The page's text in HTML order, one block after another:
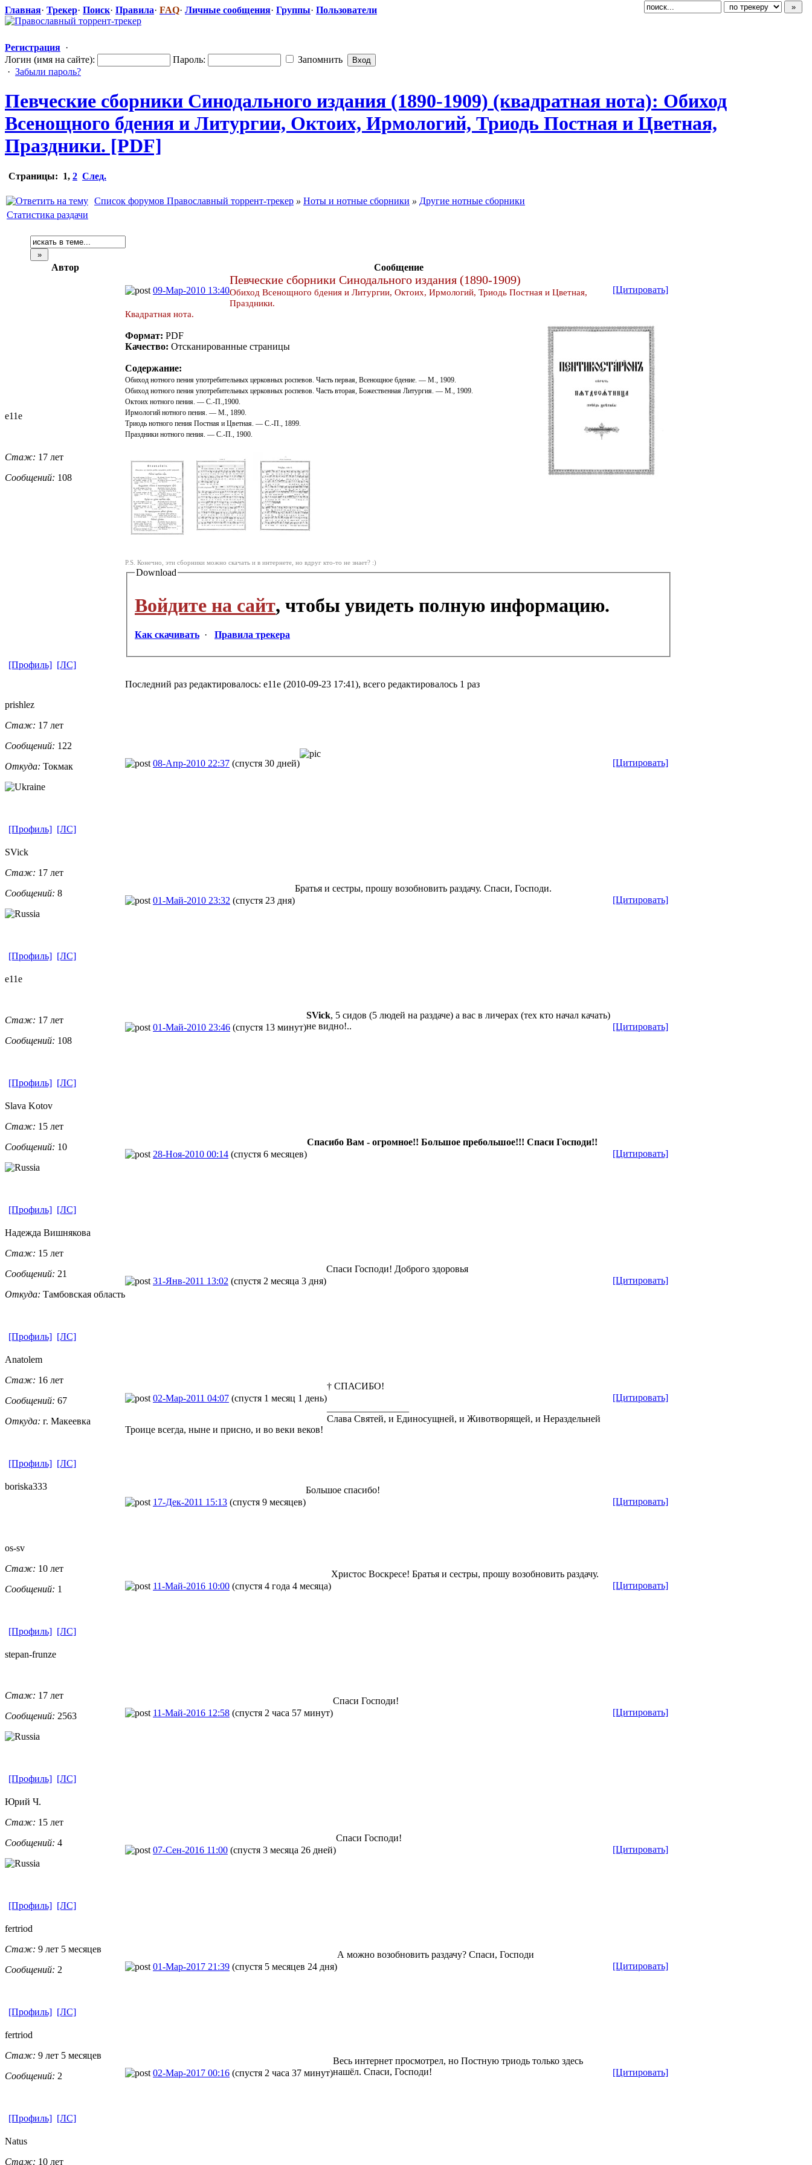
Главная· Трекер· Поиск· Правила· FAQ· Личные сообщения· Группы· Пользователи
Регистрация ·
Логин (имя на сайте):
Пароль:
Запомнить
· Забыли пароль?
Певческие сборники Синодального ​ издания (1890-1909) (квадратная нота): Обиход
Всенощного бдения и Литургии, Октоих, Ирмологий, Триодь Постная и Цветная,
Праздники. [PDF]
Страницы: 1, 2 След.
Список форумов Православный торрент-трекер » Ноты и нотные сборники » Другие нотные сборники
Статистика раздачи
Автор Сообщение
e11e
Стаж: 17 лет
Сообщений: 108
09-Мар-2010 13:40 [Цитировать]
Певческие сборники Синодального издания (1890-1909)
Обиход Всенощного бдения и Литургии, Октоих, Ирмологий, Триодь Постная и Цветная,
Праздники.
Квадратная нота.
Формат: PDF
Качество: Отсканированные страницы
Содержание:
Обиход нотного пения употребительных церковных роспевов. Часть первая, Всенощное бдение. — М., 1909.
Обиход нотного пения употребительных церковных роспевов. Часть вторая, Божественная Литургия. — М., 1909.
Октоих нотного пения. — С.-П.,1900.
Ирмологий нотного пения. — М., 1890.
Триодь нотного пения Постная и Цветная. — С.-П., 1899.
Праздники нотного пения. — С.-П., 1900.
P.S. Конечно, эти сборники можно скачать и в интернете, но вдруг кто-то не знает? :)
Download
Войдите на сайт, чтобы увидеть полную информацию.
Как скачивать · Правила трекера
Последний раз редактировалось: e11e (2010-09-23 17:41), всего редактировалось 1 раз
[Профиль] [ЛС]
prishlez
Стаж: 17 лет
Сообщений: 122
Откуда: Токмак 08-Апр-2010 22:37 (спустя 30 дней) [Цитировать]
[Профиль] [ЛС]
SVick
Стаж: 17 лет
Сообщений: 8
01-Май-2010 23:32 (спустя 23 дня) [Цитировать]
Братья и сестры, прошу возобновить раздачу. Спаси, Господи.
[Профиль] [ЛС]
e11e
Стаж: 17 лет
Сообщений: 108
01-Май-2010 23:46 (спустя 13 минут) [Цитировать]
SVick, 5 сидов (5 людей на раздаче) а вас в личерах (тех кто начал качать)
не видно!..
[Профиль] [ЛС]
Slava Kotov
Стаж: 15 лет
Сообщений: 10
28-Ноя-2010 00:14 (спустя 6 месяцев) [Цитировать]
Спасибо Вам - огромное!! Большое пребольшое!!! Спаси Господи!!
[Профиль] [ЛС]
Надежда Вишнякова
Стаж: 15 лет
Сообщений: 21
Откуда: Тамбовская область
31-Янв-2011 13:02 (спустя 2 месяца 3 дня) [Цитировать]
Спаси Господи! Доброго здоровья
[Профиль] [ЛС]
Anatolem
Стаж: 16 лет
Сообщений: 67
Откуда: г. Макеевка
02-Мар-2011 04:07 (спустя 1 месяц 1 день) [Цитировать]
† СПАСИБО!
Слава Святей, и Единосущней, и Животворящей, и Нераздельней
Троице всегда, ныне и присно, и во веки веков!
[Профиль] [ЛС]
boriska333
17-Дек-2011 15:13 (спустя 9 месяцев) [Цитировать]
Большое спасибо!
os-sv
Стаж: 10 лет
Сообщений: 1 11-Май-2016 10:00 (спустя 4 года 4 месяца) [Цитировать]
Христос Воскресе! Братья и сестры, прошу возобновить раздачу.
[Профиль] [ЛС]
stepan-frunz​e
Стаж: 17 лет
Сообщений: 2563 11-Май-2016 12:58 (спустя 2 часа 57 минут) [Цитировать]
Спаси Господи!
[Профиль] [ЛС]
Юрий Ч.
Стаж: 15 лет
Сообщений: 4
07-Сен-2016 11:00 (спустя 3 месяца 26 дней) [Цитировать]
Спаси Господи!
[Профиль] [ЛС]
fertriod
Стаж: 9 лет 5 месяцев
Сообщений: 2 01-Мар-2017 21:39 (спустя 5 месяцев 24 дня) [Цитировать]
А можно возобновить раздачу? Спаси, Господи
[Профиль] [ЛС]
fertriod
Стаж: 9 лет 5 месяцев
Сообщений: 2 02-Мар-2017 00:16 (спустя 2 часа 37 минут) [Цитировать]
Весь интернет просмотрел, но Постную триодь только здесь
нашёл. Спаси, Господи!
[Профиль] [ЛС]
Natus
Стаж: 10 лет